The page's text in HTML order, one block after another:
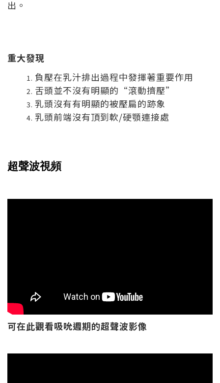
出。
重大發現
負壓在乳汁排出過程中發揮著重要作用
舌頭並不沒有明顯的“滾動擠壓”
乳頭沒有有明顯的被壓扁的跡象
乳頭前端沒有頂到軟/硬顎連接處
超聲波視頻
可在此觀看吸吮週期的超聲波影像